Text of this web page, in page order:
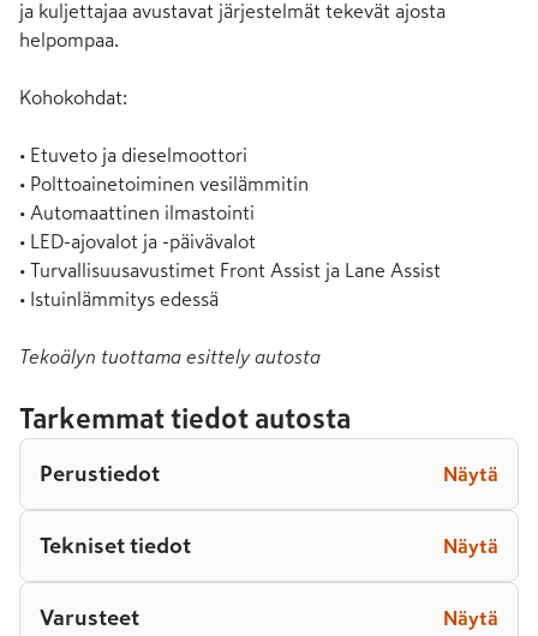
ja kuljettajaa avustavat järjestelmät tekevät ajosta
helpompaa.
Kohokohdat:
• Etuveto ja dieselmoottori
• Polttoainetoiminen vesilämmitin
• Automaattinen ilmastointi
• LED-ajovalot ja -päivävalot
• Turvallisuusavustimet Front Assist ja Lane Assist
• Istuinlämmitys edessä
Tekoälyn tuottama esittely autosta
Tarkemmat tiedot autosta
Perustiedot Näytä
Tekniset tiedot Näytä
Varusteet Näytä